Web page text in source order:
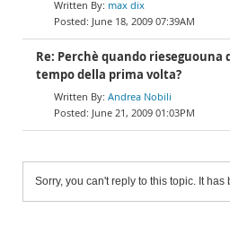
max dix
June 18, 2009 07:39AM
Re: Perchè quando
tempo della prima volta?
Andrea Nobili
June 21, 2009 01:03PM
Sorry, you can't reply to this topic. It has